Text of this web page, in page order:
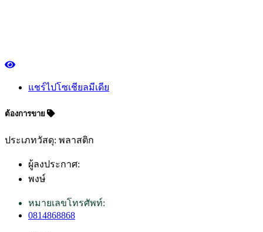
แชร์ไปโซเชียลมีเดีย
ต้องการขาย
ประเภทวัสดุ: พลาสติก
ผู้ลงประกาศ:
พงษ์
หมายเลขโทรศัพท์:
0814868868